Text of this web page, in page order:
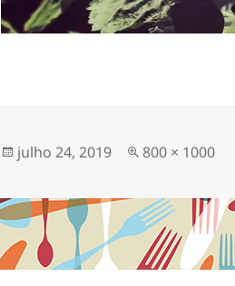
Publicado
julho 24, 2019
Tamanho
800 × 1000